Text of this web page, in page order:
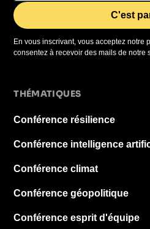
En vous inscrivant, vous acceptez notre
consentez à recevoir des mails de notre
THÉMATIQUES
Conférence résilience
Conférence intelligence
Conférence climat
Conférence géopolitique
Conférence esprit d'équipe